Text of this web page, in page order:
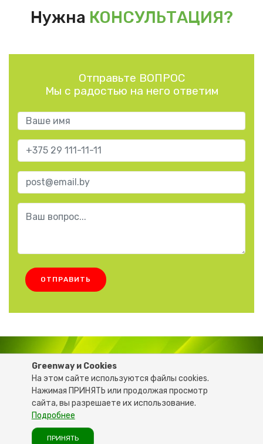
Нужна КОНСУЛЬТАЦИЯ?
Отправьте ВОПРОС
Мы с радостью на него ответим
ОТПРАВИТЬ
+375 296206681
© 2020 GREEN-LIFE.BY - Все права защищены
При разработке сайта партнёра были использованы
материалы с сайта компании GREENWAYSTART.COM
Greenway и Cookies
На этом сайте используются файлы cookies.
Нажимая ПРИНЯТЬ или продолжая просмотр
сайта, вы разрешаете их использование.
Подробнее
ПРИНЯТЬ